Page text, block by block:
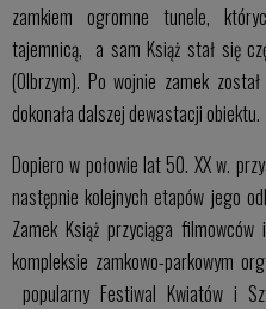
zamkiem ogromne tunele,
tajemnicą, a sam Książ stał się
(Olbrzym). Po wojnie zamek
dokonała dalszej dewastacji obiektu.
Dopiero w połowie lat 50. XX w.
następnie kolejnych etapów jego
Zamek Książ przyciąga
kompleksie zamkowo-parkowym
popularny Festiwal Kwiatów i